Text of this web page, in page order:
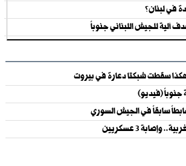
في لبنان؟
آلية للجيش اللبناني جنوباً
سقطت شبكتا دعارة في بيروت
جنوباً (فيديو)
سابقاً في الجيش السوري
3 عسكريين